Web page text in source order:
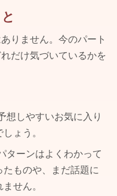
りません。今のパート
だけ気づいているかを
想しやすいお気に入り
ょう。
ターンはよくわかって
ものや、まだ話題に
せん。